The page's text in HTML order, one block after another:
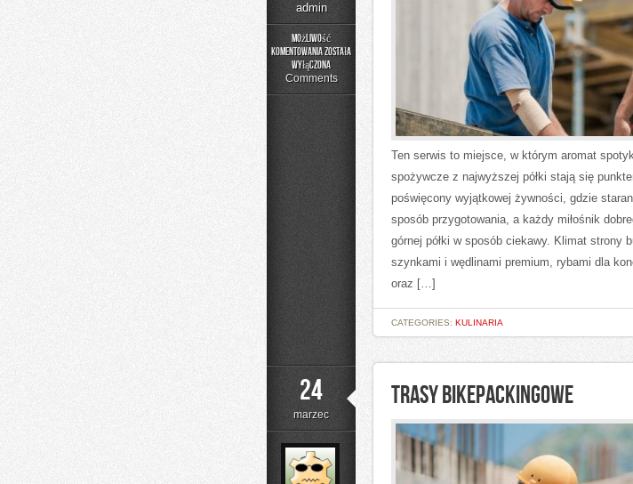
admin
Możliwość
komentowania
Degustacji
została
wyłączona
Comments
Ten serwis to miejsce, w którym aromat
spożywcze z najwyższej półki stają się
poświęcony wyjątkowej żywności, gdzie
sposób przygotowania, a każdy miłośnik
górnej półki w sposób ciekawy. Klimat strony
szynkami i wędlinami premium, rybami dla
oraz […]
CATEGORIES: KULINARIA
24
marzec
TRASY BIKEPACKINGOWE